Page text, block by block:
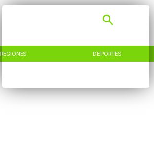
REGIONES DEPORTES